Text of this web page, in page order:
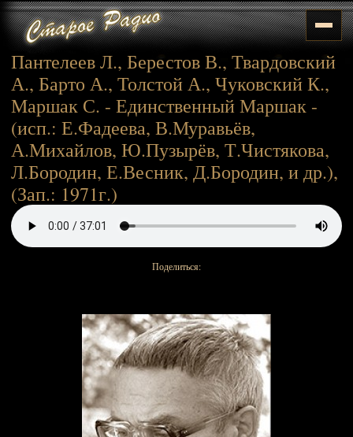
Пантелеев Л., Берестов В., Твардовский
А., Барто А., Толстой А., Чуковский К.,
Маршак С. - Единственный Маршак -
(исп.: Е.Фадеева, В.Муравьёв,
А.Михайлов, Ю.Пузырёв, Т.Чистякова,
Л.Бородин, Е.Весник, Д.Бородин, и др.),
(Зап.: 1971г.)
Поделиться: